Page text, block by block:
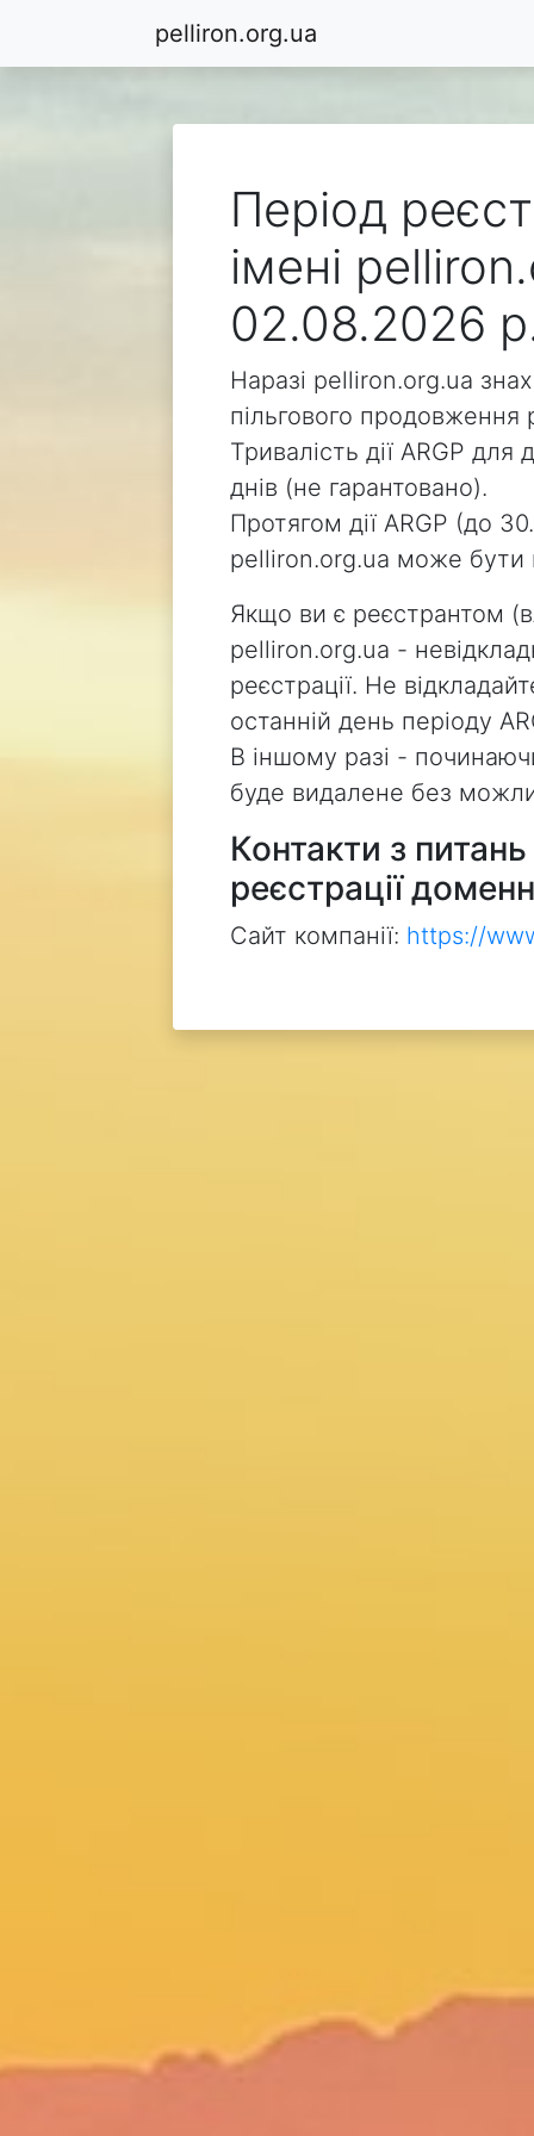
pelliron.org.ua
Період
імені
02.08.2026
Наразі pelliron.org.ua
пільгового продовження
Тривалість дії ARGP
днів (не гарантовано).
Протягом дії ARGP (до
pelliron.org.ua може бути
Якщо ви є реєстрантом
pelliron.org.ua -
реєстрації. Не
останній день періоду
В іншому разі -
буде видалене без
Контакти з
реєстрації
Сайт компанії: https://